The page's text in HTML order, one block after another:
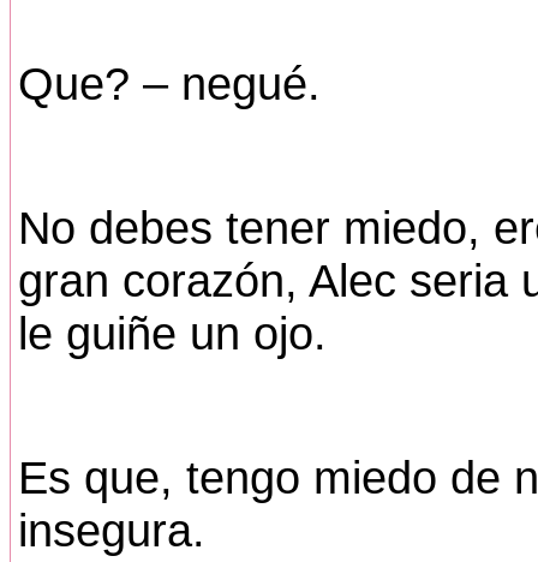
Que? – negué.
No debes tener miedo,
gran corazón, Alec seria
le guiñe un ojo.
Es que, tengo miedo de
insegura.